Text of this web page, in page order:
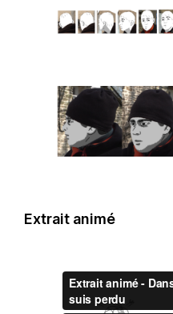
Extrait animé